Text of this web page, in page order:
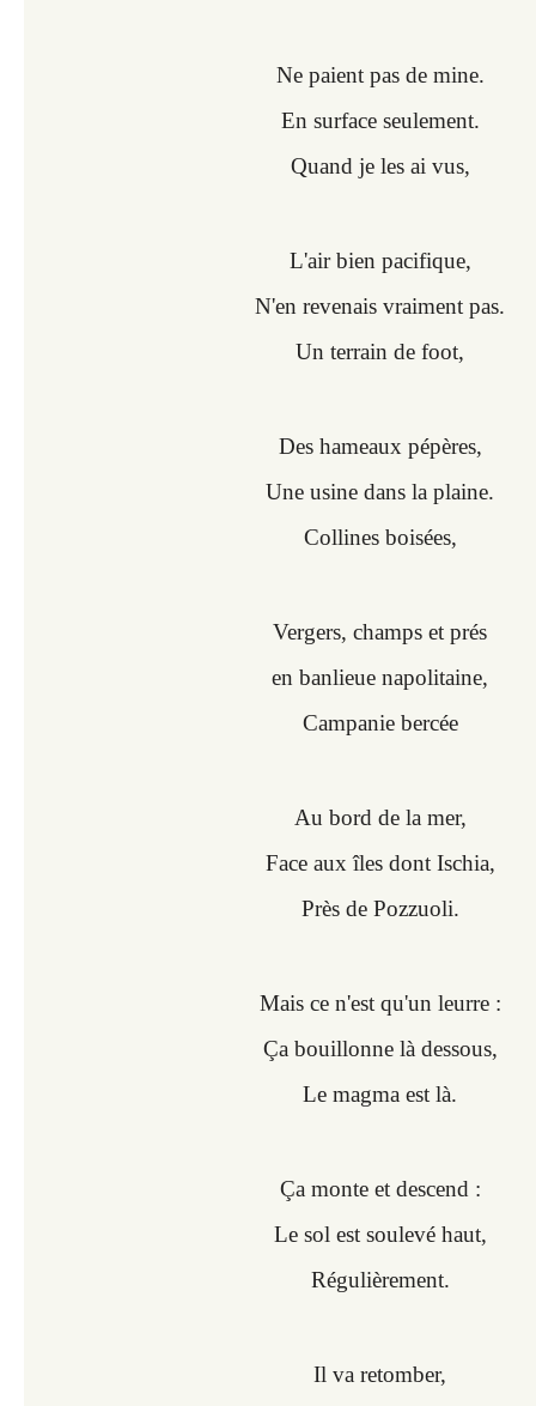
Ne paient pas de mine.
En surface seulement.
Quand je les ai vus,
L'air bien pacifique,
N'en revenais vraiment pas.
Un terrain de foot,
Des hameaux pépères,
Une usine dans la plaine.
Collines boisées,
Vergers, champs et prés
en banlieue napolitaine,
Campanie bercée
Au bord de la mer,
Face aux îles dont Ischia,
Près de Pozzuoli.
Mais ce n'est qu'un leurre :
Ça bouillonne là dessous,
Le magma est là.
Ça monte et descend :
Le sol est soulevé haut,
Régulièrement.
Il va retomber,